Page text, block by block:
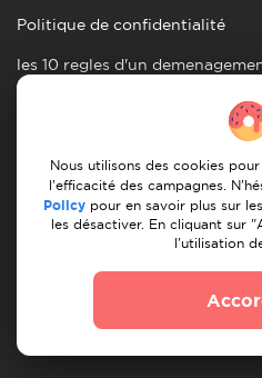
© 2026 Moovick. Nous
integrite editoriale mais
Politique de confidentialité
les 10 regles d'un
Lignes directrices en matiere
Conditions générales
Annulation et remboursement
Nous utilisons des cookies
l'efficacité des campagnes.
Policy pour en savoir plus sur
les désactiver. En cliquant sur
l'utilisation